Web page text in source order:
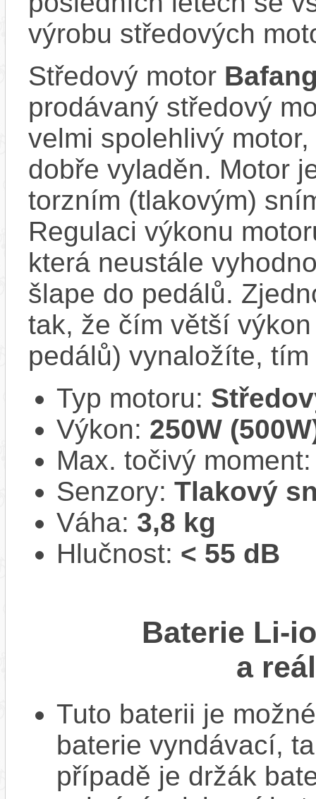
výrobu středových
Středový motor
prodávaný středový
velmi spolehlivý
dobře vyladěn. Motor
torzním (tlakovým)
Regulaci výkonu
která neustále
šlape do pedálů.
tak, že čím větší
pedálů) vynaložíte,
Typ motoru:
Výkon: 250W
Max. točivý
Senzory: Tlakový
Váha: 3,8 kg
Hlučnost: < 55 dB
Baterie Li-
a
Tuto baterii je
baterie vyndávací,
případě je držák